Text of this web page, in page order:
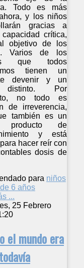
Todo es más
y los niños
gracias a
crítica,
objetivo de los
Varios de los
que todos
tienen un
devenir y un
Por
no todo es
de irreverencia,
también es un
producto de
y está
hacer reír con
dosis de
para niños
6 años
...
25 Febrero
el mundo era